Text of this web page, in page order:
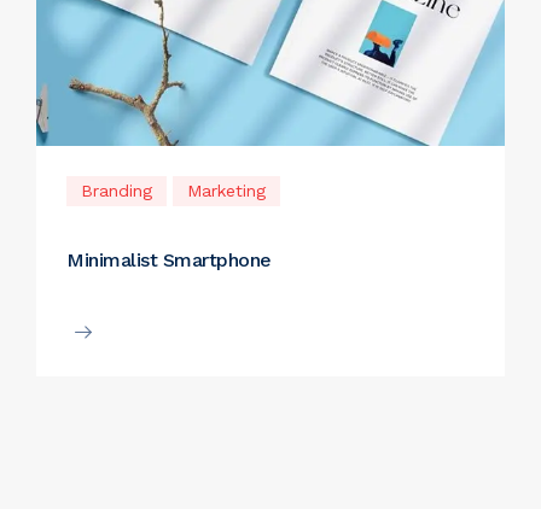
Branding Marketing
Minimalist Smartphone